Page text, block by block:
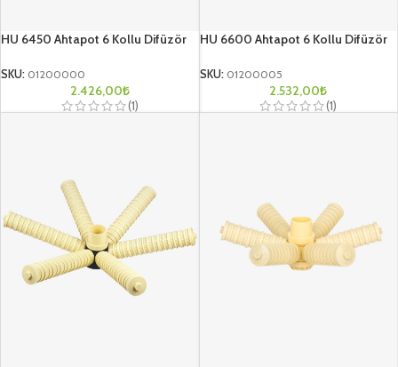
HU 6450 Ahtapot 6 Kollu Difüzör
SKU: 01200000
2.426,00₺
(1)
HU 6600 Ahtapot 6 Kollu Difüzör
SKU: 01200005
2.532,00₺
(1)